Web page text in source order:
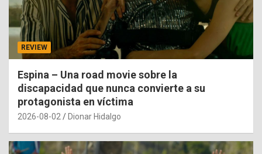
REVIEW
Espina – Una road movie sobre la
discapacidad que nunca convierte a su
protagonista en víctima
2026-08-02 Dionar Hidalgo